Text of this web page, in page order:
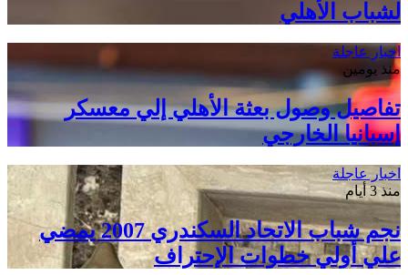
لشباب الأهلي
اخبار عاجلة
منذ يومين
تفاصيل وصول بعثة الأهلي إلي معسكر
إسبانيا الخارجي
اخبار عاجلة
منذ 3 أيام
نجم شباب الاتحاد السكندري 2007 يمضي
علي أولي خطوات الإحتراف